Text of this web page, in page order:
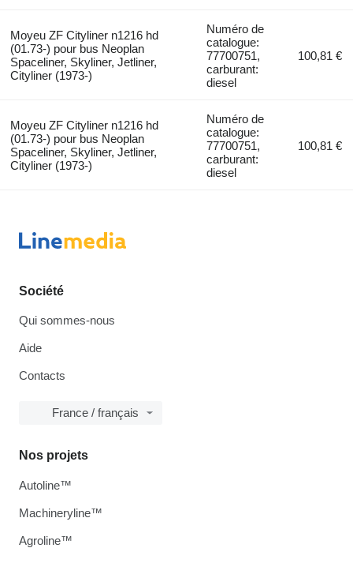
Moyeu ZF Cityliner n1216 hd
(01.73-) pour bus Neoplan
Spaceliner, Skyliner, Jetliner,
Cityliner (1973-)
Numéro de
catalogue:
77700751,
carburant:
diesel
100,81 €
Moyeu ZF Cityliner n1216 hd
(01.73-) pour bus Neoplan
Spaceliner, Skyliner, Jetliner,
Cityliner (1973-)
Numéro de
catalogue:
77700751,
carburant:
diesel
100,81 €
Société
Qui sommes-nous
Aide
Contacts
France / français
Nos projets
Autoline™
Machineryline™
Agroline™